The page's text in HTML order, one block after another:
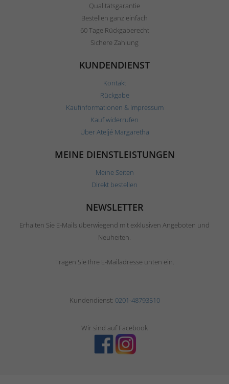
Qualitätsgarantie
Bestellen ganz einfach
60 Tage Rückgaberecht
Sichere Zahlung
KUNDENDIENST
Kontakt
Rückgabe
Kaufinformationen & Impressum
Kauf widerrufen
Über Ateljé Margaretha
MEINE DIENSTLEISTUNGEN
Meine Seiten
Direkt bestellen
NEWSLETTER
Erhalten Sie E-Mails überwiegend mit exklusiven Angeboten und
Neuheiten.
Tragen Sie Ihre E-Mailadresse unten ein.
Kundendienst: 0201-48793510
Wir sind auf Facebook